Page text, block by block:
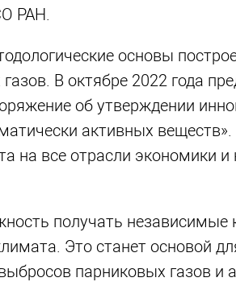
РАН.
основы
В октябре 2022 года
об утверждении
активных
на все отрасли экономики и
получать независимые
Это станет основой
парниковых газов и